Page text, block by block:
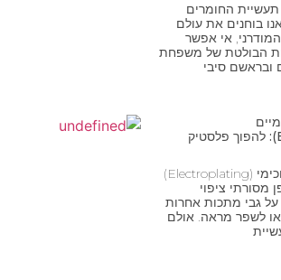
החומרים
בוחנים את עולם
אי אפשר
הבולטת של משפחת
ובראשם סיבי
(Electroplating): להפוך פלסטיק
מהו ציפוי אלקטרוכימי (Electroplating)
מסורתי ציפוי
על גבי מתכות אחרות
או לשפר מראה. אולם